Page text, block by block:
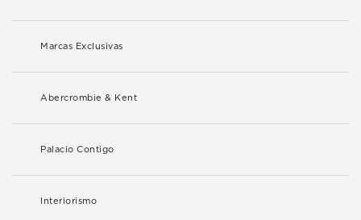
Marcas Exclusivas
Abercrombie & Kent
Palacio Contigo
Interiorismo